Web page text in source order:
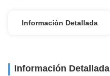
Información Detallada
Información Detallada